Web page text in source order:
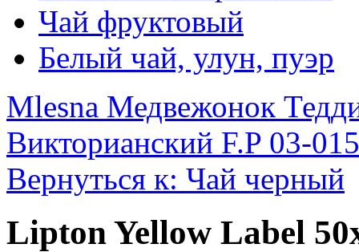
Чай фруктовый
Белый чай, улун, пуэр
Mlesna Медвежонок
Викторианский F.P 03-
Вернуться к: Чай черный
Lipton Yellow Label